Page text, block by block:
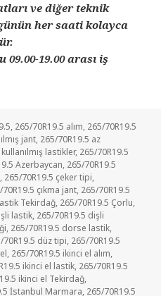
ve diğer teknik
her saati kolayca
19.00 arası iş
, 265/70R19.5 alım, 265/70R19.5
jant, 265/70R19.5 az
lastikler, 265/70R19.5
Azerbaycan, 265/70R19.5
, 265/70R19.5 çeker tipi,
70R19.5 çıkma jant, 265/70R19.5
Tekirdağ, 265/70R19.5 Çorlu,
lastik, 265/70R19.5 dişli
, 265/70R19.5 dorse lastik,
70R19.5 düz tipi, 265/70R19.5
, 265/70R19.5 ikinci el alım,
ikinci el lastik, 265/70R19.5
ikinci el Tekirdağ,
İstanbul Marmara, 265/70R19.5